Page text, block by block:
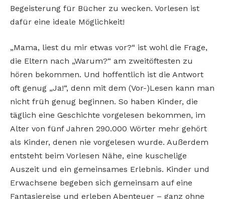
Begeisterung für Bücher zu wecken. Vorlesen ist
dafür eine ideale Möglichkeit!
„Mama, liest du mir etwas vor?“ ist wohl die Frage,
die Eltern nach „Warum?“ am zweitöftesten zu
hören bekommen. Und hoffentlich ist die Antwort
oft genug „Ja!“, denn mit dem (Vor-)Lesen kann man
nicht früh genug beginnen. So haben Kinder, die
täglich eine Geschichte vorgelesen bekommen, im
Alter von fünf Jahren 290.000 Wörter mehr gehört
als Kinder, denen nie vorgelesen wurde. Außerdem
entsteht beim Vorlesen Nähe, eine kuschelige
Auszeit und ein gemeinsames Erlebnis. Kinder und
Erwachsene begeben sich gemeinsam auf eine
Fantasiereise und erleben Abenteuer – ganz ohne